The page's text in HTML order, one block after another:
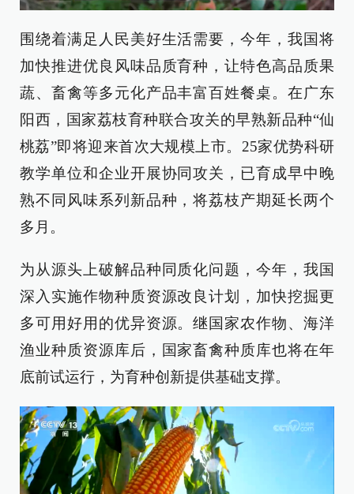
围绕着满足人民美好生活需要，今年，我国将
加快推进优良风味品质育种，让特色高品质果
蔬、畜禽等多元化产品丰富百姓餐桌。在广东
阳西，国家荔枝育种联合攻关的早熟新品种“仙
桃荔”即将迎来首次大规模上市。25家优势科研
教学单位和企业开展协同攻关，已育成早中晚
熟不同风味系列新品种，将荔枝产期延长两个
多月。
为从源头上破解品种同质化问题，今年，我国
深入实施作物种质资源改良计划，加快挖掘更
多可用好用的优异资源。继国家农作物、海洋
渔业种质资源库后，国家畜禽种质库也将在年
底前试运行，为育种创新提供基础支撑。